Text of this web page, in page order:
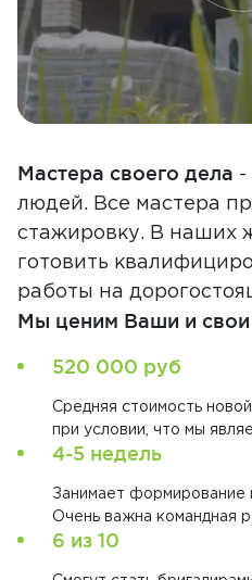
Мастера своего дела -
людей. Все мастера
стажировку. В наших
готовить
работы на
Мы ценим Ваши и
520 000 руб
Средняя стоимость
при условии, что мы
4-5 недель
Занимает формирование
Очень важна командная
6 из 10